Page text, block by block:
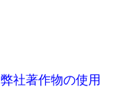
弊社著作物の使用